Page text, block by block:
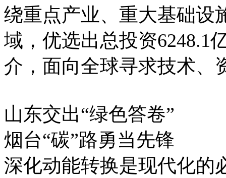
绕重点产业、重大基础设
域，优选出总投资6248.1
介，面向全球寻求技术、
山东交出“绿色答卷”
烟台“碳”路勇当先锋
深化动能转换是现代化的